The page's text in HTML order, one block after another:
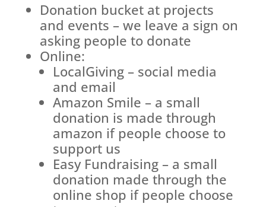
Donation bucket at projects
and events – we leave a sign on
asking people to donate
Online:
LocalGiving – social media
and email
Amazon Smile – a small
donation is made through
amazon if people choose to
support us
Easy Fundraising – a small
donation made through the
online shop if people choose